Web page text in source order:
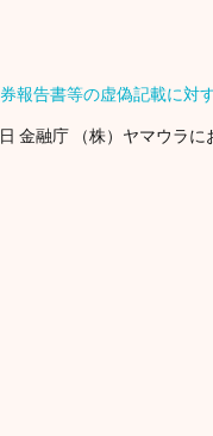
報告書等の虚偽記載に対
金融庁 （株）ヤマウラ